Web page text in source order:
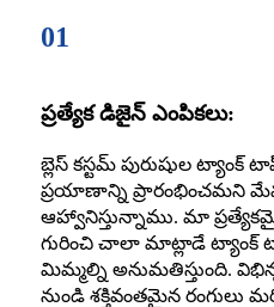
01
ప్రత్యేక డిజైన్ ఎంపికలు:
బ్లెస్ కస్టమ్ పురుషుల ట్యాంక్
ప్రయాణాన్ని ప్రారంభించమని
ఆహ్వానిస్తున్నాము. మా
గురించి చాలా మాట్లాడే ట్యాంక్
మిమ్మల్ని అనుమతిస్తుంది.
నుండి శక్తివంతమైన రంగులు